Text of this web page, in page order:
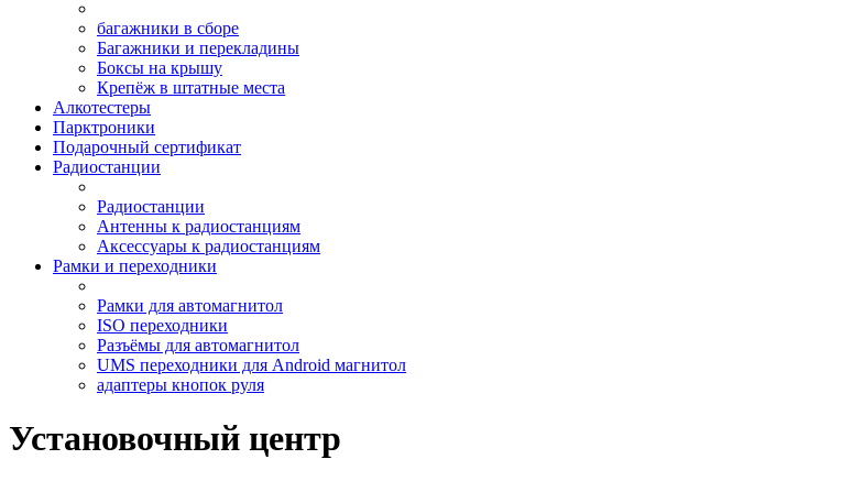
багажники в сборе
Багажники и перекладины
Боксы на крышу
Крепёж в штатные места
Алкотестеры
Парктроники
Подарочный сертификат
Радиостанции
Радиостанции
Антенны к радиостанциям
Аксессуары к радиостанциям
Рамки и переходники
Рамки для автомагнитол
ISO переходники
Разъёмы для автомагнитол
UMS переходники для Android магнитол
адаптеры кнопок руля
Установочный центр